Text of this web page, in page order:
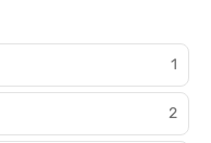
1
2